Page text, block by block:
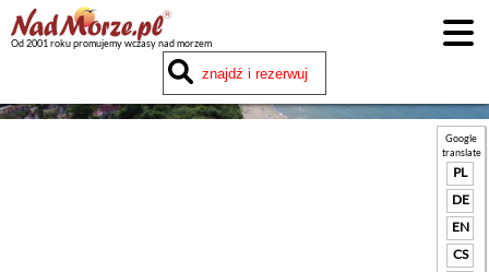
Od 2001 roku promujemy wczasy nad morzem
Google
translate
PL
DE
EN
CS